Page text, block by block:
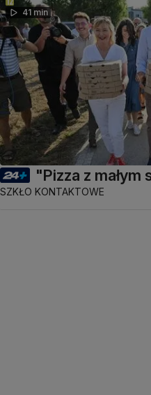
41 min
"Pizza z małym
SZKŁO KONTAKTOWE